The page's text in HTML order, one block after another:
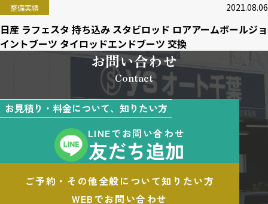
整備実績 2021.08.06
日産 ラフェスタ 持ち込み スタビロッド ロアアームボールジョ
イントブーツ タイロッドエンドブーツ 交換
お問い合わせ
Contact
お見積り・料金について、知りたい方
LINEでお問い合わせ
友だち追加
ご予約・その他全般について知りたい方
WEBでお問い合わせ